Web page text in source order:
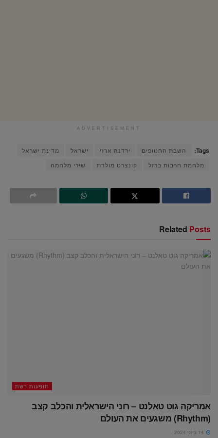
ADVERTISEMENT
Tags: השבת החטופים ירדנה ארזי ישראל
מדינת ישראל
מלחמת חרבות ברזל
קונצרט מולדת שירי מלחמה
Related Posts
תופעות רשת
אמריקה גוט טאלנט – רוני הישראלית והכלב קצב
(Rhythm) משגעים את העולם